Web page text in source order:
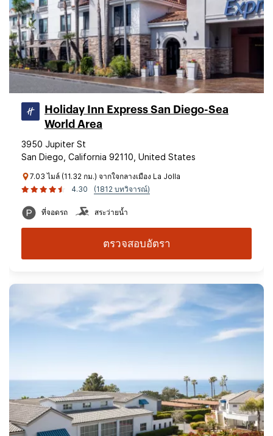
Holiday Inn Express San Diego-Sea
World Area
3950 Jupiter St
San Diego, California 92110, United States
7.03 ไมล์ (11.32 กม.) จากใจกลางเมือง La Jolla
4.30
(1812 บทวิจารณ์)
ที่จอดรถ สระว่ายน้ำ
ตรวจสอบอัตรา